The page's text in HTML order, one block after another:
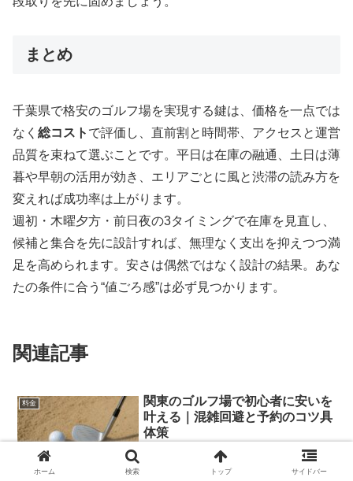
まとめ
千葉県で格安のゴルフ場を実現する鍵は、価格を一点では
なく 総コスト で評価し、直前割と時間帯、アクセスと運営
品質を束ねて選ぶことです。平日は在庫の融通、土日は薄
暮や早朝の活用が効き、エリアごとに風と渋滞の読み方を
変えれば成功率は上がります。
週初・木曜夕方・前日夜の3タイミングで在庫を見直し、
候補と集合を先に設計すれば、無理なく支出を抑えつつ満
足を高められます。安さは偶然ではなく設計の結果。あな
たの条件に合う“値ごろ感”は必ず見つかります。
関連記事
料金
関東のゴルフ場で初心者に安いを
叶える｜混雑回避と予約のコツ具
体策
関東のゴルフ場で初心者に安いプランを
現実化する手順を整理。相場の読み方や
時間帯の使い分け、予約とキャンセル規
ホーム 検索 トップ サイドバー